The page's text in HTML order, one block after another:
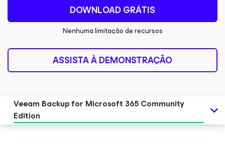
DOWNLOAD GRÁTIS
Nenhuma limitação de recursos
ASSISTA À DEMONSTRAÇÃO
Veeam Backupfor Microsoft 365Community
Edition